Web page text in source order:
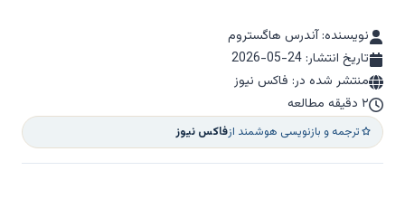
نویسنده: آندرس هاگستروم
تاریخ انتشار: 2026-05-24
منتشر شده در: فاکس نیوز
۲ دقیقه مطالعه
ترجمه و بازنویسی هوشمند ازفاکس نیوز